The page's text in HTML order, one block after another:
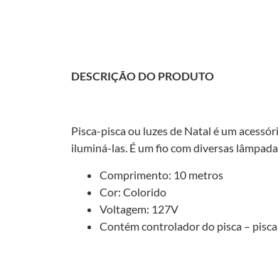
DESCRIÇÃO DO PRODUTO
Pisca-pisca ou luzes de Natal é um
iluminá-las. É um fio com diversas
Comprimento: 10 metros
Cor: Colorido
Voltagem: 127V
Contém controlador do pisca – pisca